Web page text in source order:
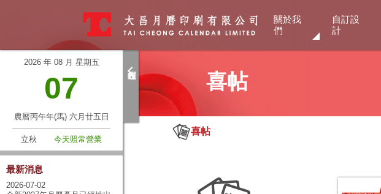
關於我
們
自訂設
計
喜帖
喜帖
2026 年 08 月 星期五
07
農曆丙午年(馬) 六月廿五日
立秋 今天照常營業
最新消息
2026-07-02